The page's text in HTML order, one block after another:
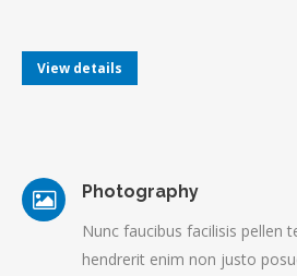
View details
Photography
Nunc faucibus facilisis pellen
hendrerit enim non justo